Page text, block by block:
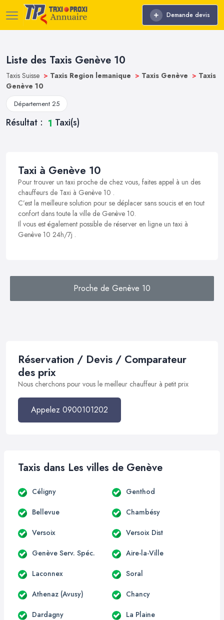
Demande devis
Liste des Taxis Genève 10
Taxis Suisse > Taxis Region lemanique > Taxis Genève > Taxis
Genève 10
Département 25
Résultat : 1 Taxi(s)
Taxi à Genève 10
Pour trouver un taxi proche de chez vous, faites appel à un des
chauffeurs de Taxi à Genève 10 .
C’est la meilleure solution pour se déplacer sans soucis et en tout
confort dans toute la ville de Genève 10.
Il vous est également possible de réserver en ligne un taxi à
Genève 10 24h/7j .
Proche de Genève 10
Réservation / Devis / Comparateur
des prix
Nous cherchons pour vous le meilleur chauffeur à petit prix
Appelez 0900101202
Taxis dans Les villes de Genève
Céligny Genthod
Bellevue Chambésy
Versoix Versoix Dist
Genève Serv. Spéc. Aire-la-Ville
Laconnex Soral
Athenaz (Avusy) Chancy
Dardagny La Plaine